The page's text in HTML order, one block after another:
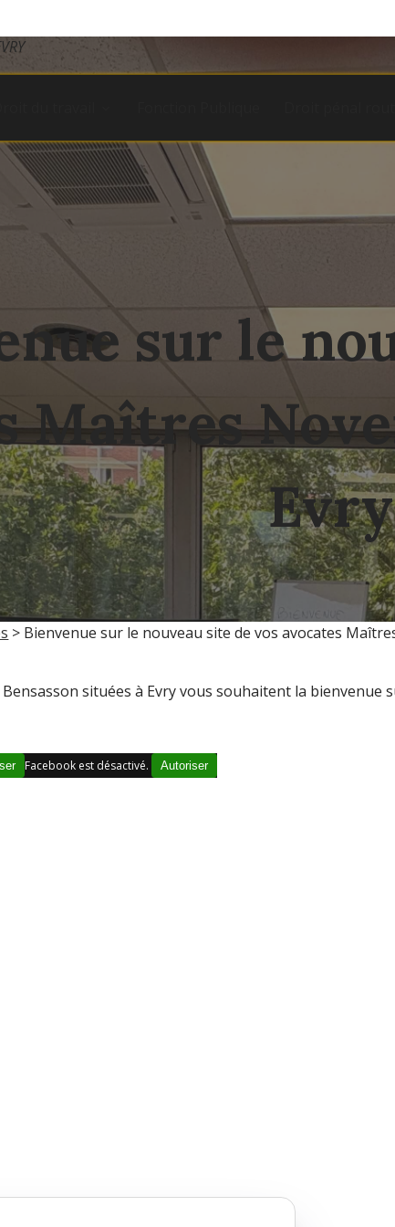
sur le
Maîtres
Evry
> Bienvenue sur le nouveau site de vos avocates
situées à Evry vous souhaitent la bienvenue
Facebook est désactivé. Autoriser